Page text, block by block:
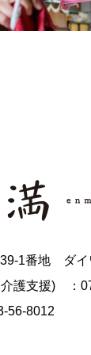
1番地 ダイ
介護支援) ：
56-8012